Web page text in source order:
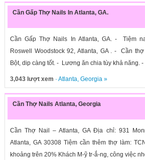
Cần Gấp Thợ Nails In Atlanta, GA.
Cần Gấp Thợ Nails In Atlanta, GA. - Tiệm
Roswell Woodstock 92, Atlanta, GA . - Cần
Bột, dip càng tốt. - Lương ăn chia tùy khả năng. -
3,043 lượt xem · Atlanta, Georgia»
Cần Thợ Nails Atlanta, Georgia
Cần Thợ Nail – Atlanta, GA Địa chỉ: 931
Atlanta, GA 30308 Tiệm cần thêm thợ làm:
khoảng trên 20% Khách M-ỹ tr-ắ-ng, công việc